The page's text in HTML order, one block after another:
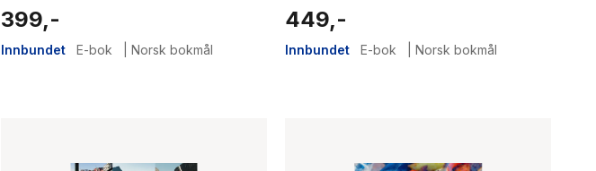
399,-
Innbundet E-bok Norsk bokmål
449,-
Innbundet E-bok Norsk bokmål